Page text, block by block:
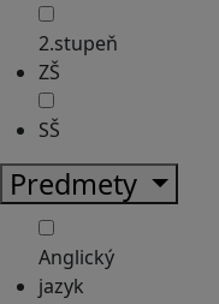
2.stupeň
ZŠ
SŠ
Predmety
Anglický
jazyk